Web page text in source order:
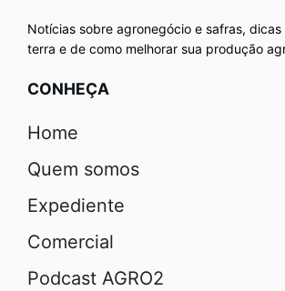
Notícias sobre agronegócio e safras, dicas
terra e de como melhorar sua produção
CONHEÇA
Home
Quem somos
Expediente
Comercial
Podcast AGRO2